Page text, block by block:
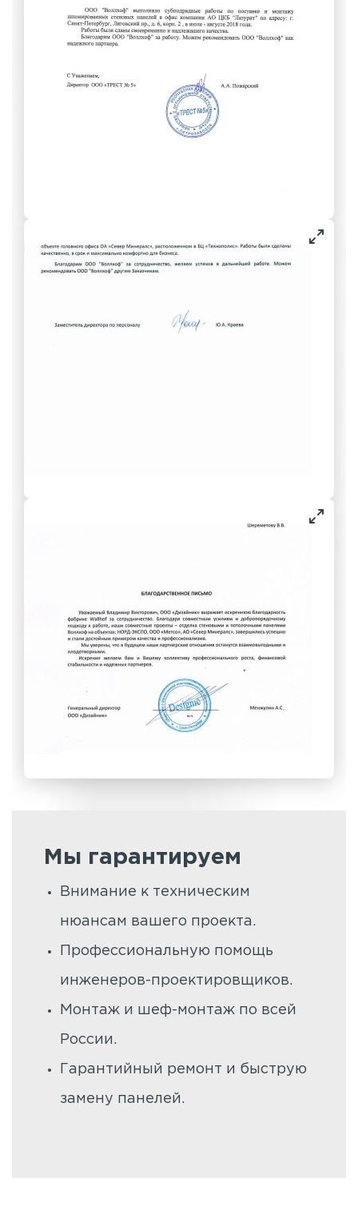
Мы гарантируем
Внимание к техническим
нюансам вашего проекта.
Профессиональную помощь
инженеров-проектировщиков.
Монтаж и шеф-монтаж по всей
России.
Гарантийный ремонт и быструю
замену панелей.